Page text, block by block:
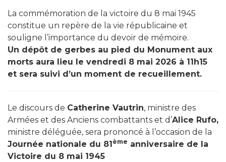
La commémoration de la victoire du 8 mai 1945
constitue un repère de la vie républicaine et
souligne l’importance du devoir de mémoire.
Un d épôt de gerbes au pied du Monument aux
morts aura lieu le vendredi 8 mai 2026 à 11h15
et sera suivi d’un moment de recueillement.
Le discours de Catherine Vautrin, ministre des
Armées et des Anciens combattants et d’Alice Rufo,
ministre déléguée, sera prononcé à l’occasion de la
Journée nationale du 81 ème anniversaire de la
Victoire du 8 mai 1945